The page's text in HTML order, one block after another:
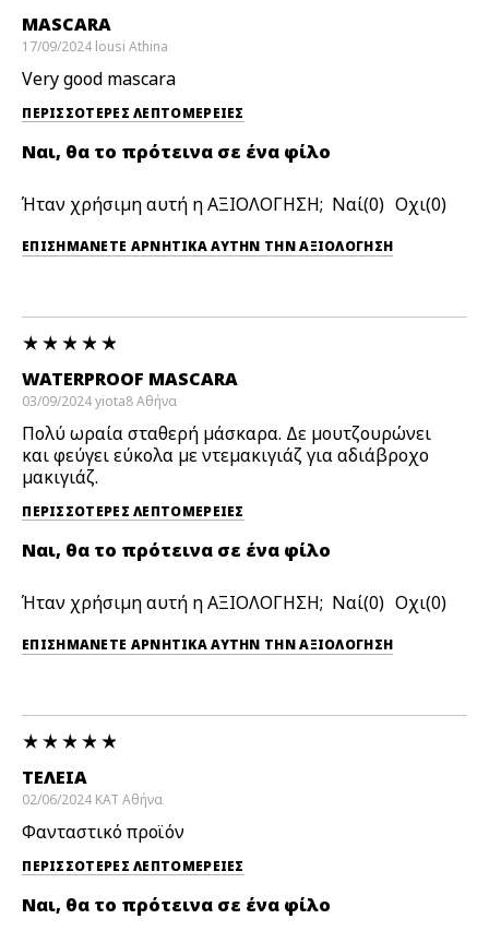
MASCARA
17/09/2024 lousi Athina
Very good mascara
ΠΕΡΙΣΣΌΤΕΡΕΣ ΛΕΠΤΟΜΈΡΕΙΕΣ
Ναι, θα το πρότεινα σε ένα φίλο
Ήταν χρήσιμη αυτή η ΑΞΙΟΛΟΓΗΣΗ; 0 0
ΕΠΙΣΗΜΆΝΕΤΕ ΑΡΝΗΤΙΚΆ ΑΥΤΉΝ ΤΗΝ ΑΞΙΟΛΟΓΗΣΗ
WATERPROOF MASCARA
03/09/2024yiota8Αθήνα
Πολύ ωραία σταθερή μάσκαρα. Δε μουτζουρώνει
και φεύγει εύκολα με ντεμακιγιάζ για αδιάβροχο
μακιγιάζ.
ΠΕΡΙΣΣΌΤΕΡΕΣ ΛΕΠΤΟΜΈΡΕΙΕΣ
Ναι, θα το πρότεινα σε ένα φίλο
Ήταν χρήσιμη αυτή η ΑΞΙΟΛΟΓΗΣΗ; 0 0
ΕΠΙΣΗΜΆΝΕΤΕ ΑΡΝΗΤΙΚΆ ΑΥΤΉΝ ΤΗΝ ΑΞΙΟΛΟΓΗΣΗ
ΤΈΛΕΙΑ
02/06/2024 ΚΑΤ Αθήνα
Φανταστικό προϊόν
ΠΕΡΙΣΣΌΤΕΡΕΣ ΛΕΠΤΟΜΈΡΕΙΕΣ
Ναι, θα το πρότεινα σε ένα φίλο